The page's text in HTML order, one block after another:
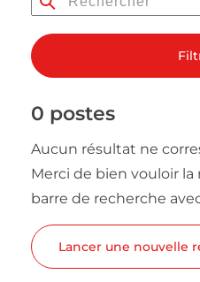
0 postes
Aucun résultat ne
Merci de bien vouloir la
barre de recherche
Lancer une nouvelle